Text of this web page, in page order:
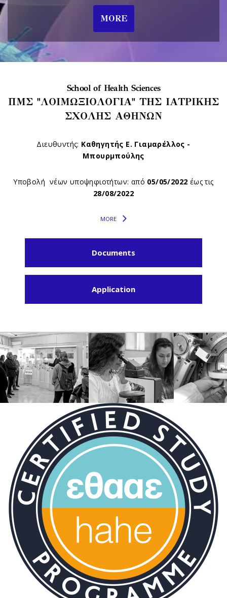
MORE
School of Health Sciences
ΠΜΣ "ΛΟΙΜΩΞΙΟΛΟΓΙΑ" ΤΗΣ ΙΑΤΡΙΚΗΣ
ΣΧΟΛΗΣ ΑΘΗΝΩΝ
Διευθυντής: Καθηγητής Ε. Γιαμαρέλλος -
Μπουρμπούλης
Υποβολή νέων υποψηφιοτήτων: από 05/05/2022 έως τις
28/08/2022
MORE
Documents
Application